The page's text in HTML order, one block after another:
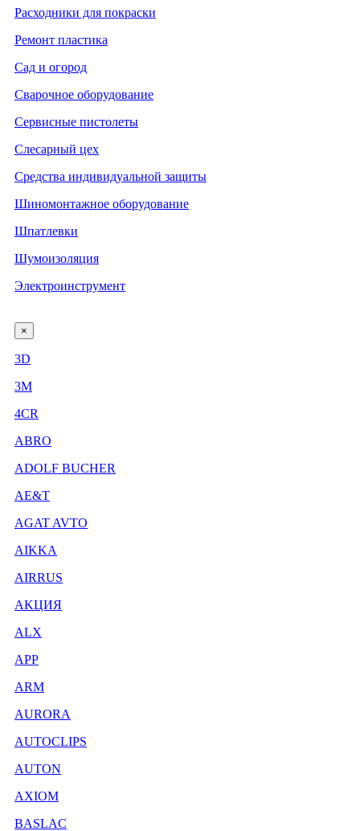
Расходники для покраски
Ремонт пластика
Сад и огород
Сварочное оборудование
Сервисные пистолеты
Слесарный цех
Средства индивидуальной защиты
Шиномонтажное оборудование
Шпатлевки
Шумоизоляция
Электроинструмент
×
3D
3М
4CR
ABRO
ADOLF BUCHER
AE&T
AGAT AVTO
AIKKA
AIRRUS
AKЦИЯ
ALX
APP
ARM
AURORA
AUTOCLIPS
AUTON
AXIOM
BASLAC